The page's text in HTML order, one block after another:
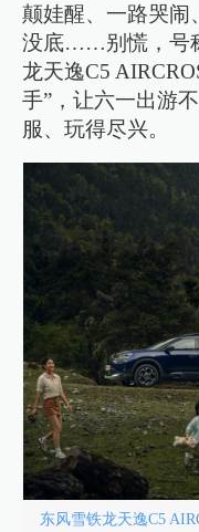
颠娃醒、一路哭闹
没底……别慌，号
龙天逸C5
手”，让六一出游
服、玩得尽兴。
东风雪铁龙天逸C5